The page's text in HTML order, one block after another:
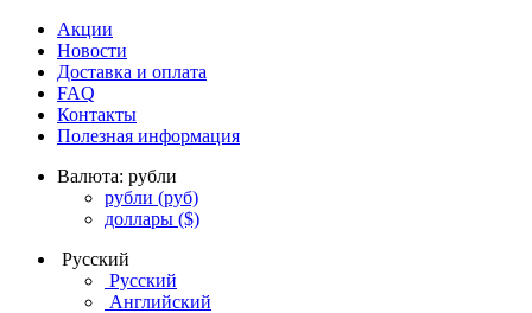
Акции
Новости
Доставка и оплата
FAQ
Контакты
Полезная информация
Валюта: рубли
рубли (руб)
доллары ($)
Русский
Русский
Английский